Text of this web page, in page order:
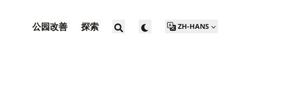
公园改善 探索 ZH-HANS